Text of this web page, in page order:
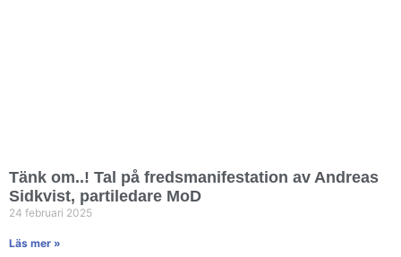
Tänk om..! Tal på fredsmanifestation av Andreas
Sidkvist, partiledare MoD
24 februari 2025
Läs mer »